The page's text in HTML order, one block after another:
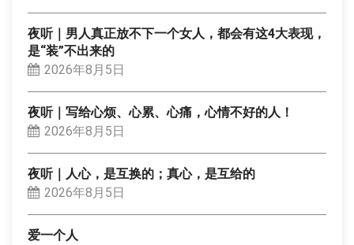
夜听｜男人真正放不下一个女人，都会有这4大表现，
是“装”不出来的
2026年8月5日
夜听｜写给心烦、心累、心痛，心情不好的人！
2026年8月5日
夜听｜人心，是互换的；真心，是互给的
2026年8月5日
爱一个人